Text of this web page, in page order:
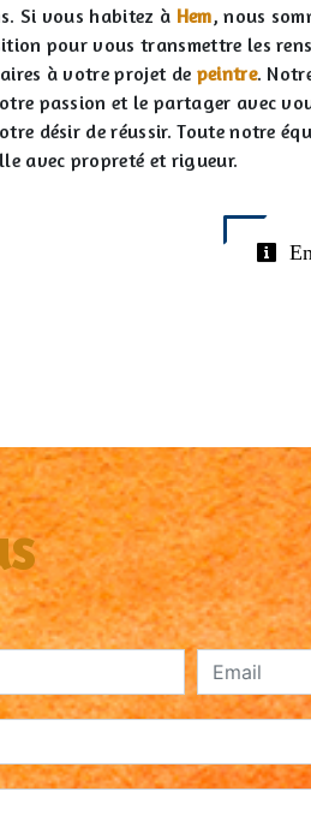
Si vous habitez à Hem, nous
pour vous transmettre les
à votre projet de peintre.
passion et le partager avec
désir de réussir. Toute notre
avec propreté et rigueur.